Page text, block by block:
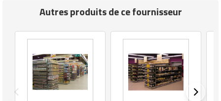
Matériel de musculation
Vêtement sportif
Rôtisserie professionnelle
Sautause professionnelle
Table de cuisson professionnelle
Tables de préparation réfrigérées
Autres produits de ce fournisseur